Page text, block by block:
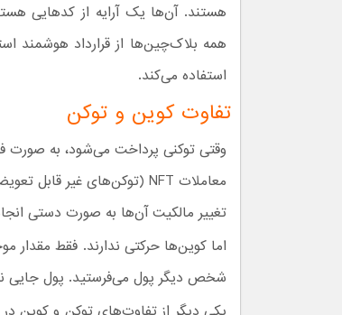
هستند. آن‌ها یک آرایه از کدهایی
استفاده می‌کند.
تفاوت کوین و توکن
وقتی توکنی پرداخت می‌شود، به صورت
تغییر مالکیت آن‌ها به صورت دستی
اما کوین‌ها حرکتی ندارند. فقط مقدار
شخص دیگر پول می‌فرستید. پول جایی